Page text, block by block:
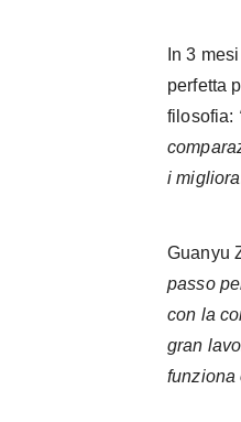
In 3
perfetta
filosofia:
i
Guanyu
passo
con la
gran
funziona